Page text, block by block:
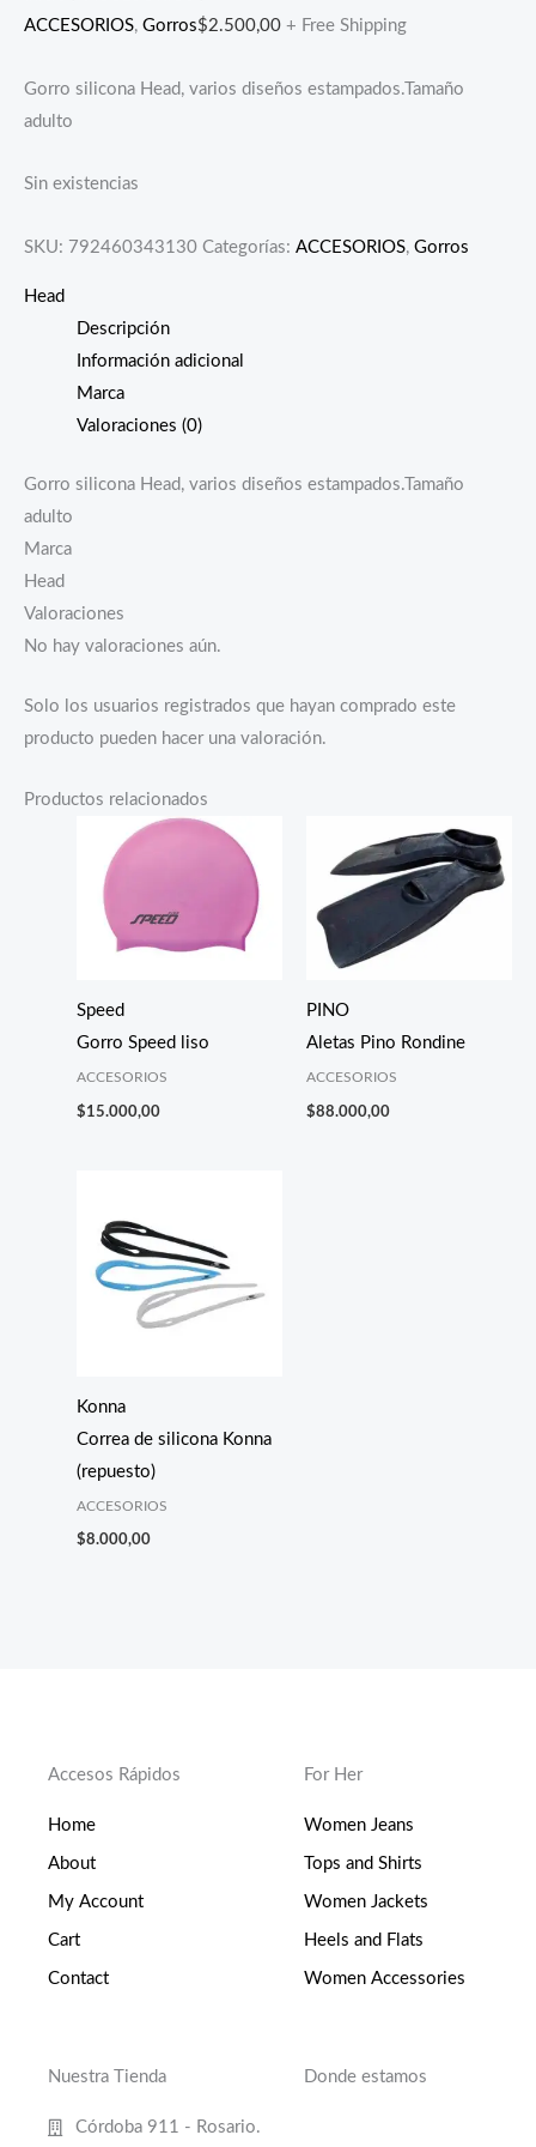
ACCESORIOS, Gorros$2.500,00 + Free Shipping
Gorro silicona Head, varios diseños estampados.Tamaño
adulto
Sin existencias
SKU: 792460343130 Categorías: ACCESORIOS, Gorros
Head
Descripción
Información adicional
Marca
Valoraciones (0)
Gorro silicona Head, varios diseños estampados.Tamaño
adulto
Marca
Head
Valoraciones
No hay valoraciones aún.
Solo los usuarios registrados que hayan comprado este
producto pueden hacer una valoración.
Productos relacionados
Speed
Gorro Speed liso
ACCESORIOS
$15.000,00
PINO
Aletas Pino Rondine
ACCESORIOS
$88.000,00
Konna
Correa de silicona Konna
(repuesto)
ACCESORIOS
$8.000,00
Accesos Rápidos
Home
About
My Account
Cart
Contact
For Her
Women Jeans
Tops and Shirts
Women Jackets
Heels and Flats
Women Accessories
Nuestra Tienda
Córdoba 911 - Rosario.
Donde estamos